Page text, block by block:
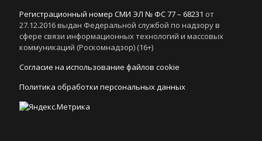
Регистрационный номер СМИ ЭЛ № ФС 77 – 68231 от
27.12.2016 выдан Федеральной службой по надзору в
сфере связи информационных технологий и массовых
коммуникаций (Роскомнадзор) (16+)
Согласие на использование файлов cookie
Политика обработки персональных данных